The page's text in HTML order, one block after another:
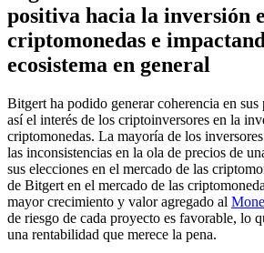
positiva hacia la inversión
criptomonedas e
ecosistema en general
Bitgert ha podido generar coherencia en
así el interés de los criptoinversores en la
criptomonedas. La mayoría de los
las inconsistencias en la ola de precios de
sus elecciones en el mercado de las
de Bitgert en el mercado de las
mayor crecimiento y valor agregado al
de riesgo de cada proyecto es favorable, lo
una rentabilidad que merece la pena.